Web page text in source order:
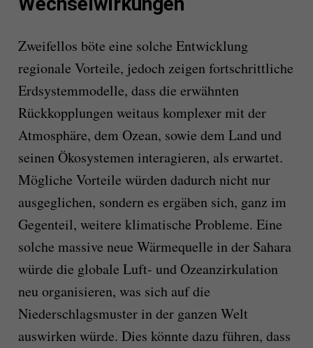
Zweifellos böte eine solche Entwicklung
regionale Vorteile, jedoch zeigen fortschrittliche
Erdsystemmodelle, dass die erwähnten
Rückkopplungen weitaus komplexer mit der
Atmosphäre, dem Ozean, sowie dem Land und
seinen Ökosystemen interagieren, als erwartet.
Mögliche Vorteile würden dadurch nicht nur
ausgeglichen, sondern es ergäben sich, ganz im
Gegenteil, weitere klimatische Probleme. Eine
solche massive neue Wärmequelle in der Sahara
würde die globale Luft- und Ozeanzirkulation
neu organisieren, was sich auf die
Niederschlagsmuster in der ganzen Welt
auswirken würde. Dies könnte dazu führen, dass